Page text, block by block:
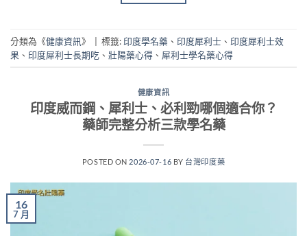
分類為《健康資訊》 | 標籤: 印度學名藥 、 印度犀利士 、 印度犀利士效
果 、 印度犀利士長期吃 、 壯陽藥心得 、 犀利士學名藥心得
健康資訊
印度威而鋼、犀利士、必利勁哪個適合你？
藥師完整分析三款學名藥
POSTED ON 2026-07-16 BY 台灣印度藥
16
7 月